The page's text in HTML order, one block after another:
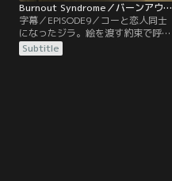
Burnout Syndrome／バーンアウト・シンドローム 第09話／字幕
字幕／EPISODE9／コーと恋人同士
になったジラ。絵を渡す約束で呼び
出したピームに正直な気持ちを明か
し、あいまいな関係に終止符を打
Subtitle